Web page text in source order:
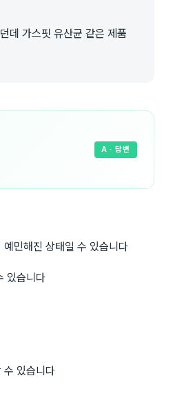
데 가스핏 유산균 같은 제품
A · 답변
민해진 상태일 수 있습니다
있습니다
수 있습니다